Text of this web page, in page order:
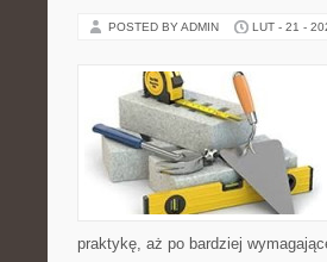
POSTED BY ADMIN LUT - 21 -
praktykę, aż po bardziej